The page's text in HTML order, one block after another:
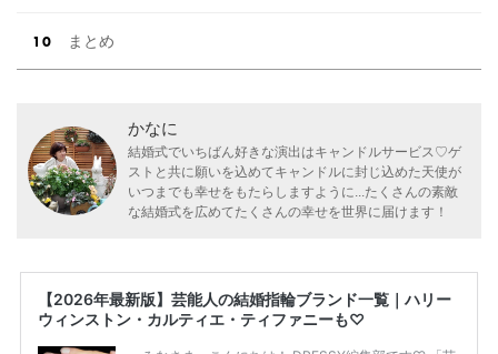
まとめ
かなに
結婚式でいちばん好きな演出はキャンドルサービス♡ゲ
ストと共に願いを込めてキャンドルに封じ込めた天使が
いつまでも幸せをもたらしますように...たくさんの素敵
な結婚式を広めてたくさんの幸せを世界に届けます！
【2026年最新版】芸能人の結婚指輪ブランド一覧｜ハリー
ウィンストン・カルティエ・ティファニーも♡